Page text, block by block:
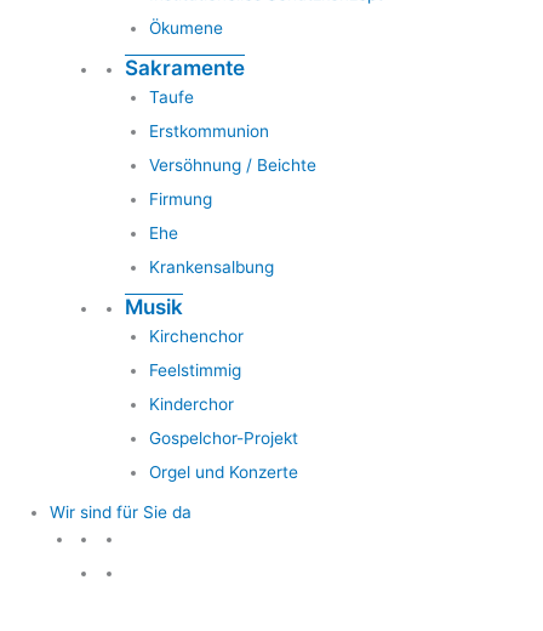
Ökumene
Sakramente
Taufe
Erstkommunion
Versöhnung / Beichte
Firmung
Ehe
Krankensalbung
Musik
Kirchenchor
Feelstimmig
Kinderchor
Gospelchor-Projekt
Orgel und Konzerte
Wir sind für Sie da